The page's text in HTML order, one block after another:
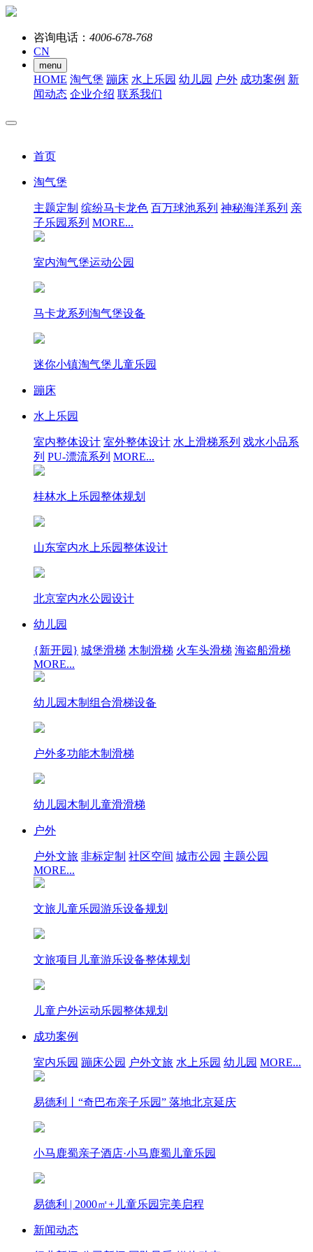
咨询电话： 4006-678-768
CN
menu
HOME 淘气堡 蹦床 水上乐园 幼儿园 户外 成功案例 新
闻动态 企业介绍 联系我们
首页
淘气堡
主题定制 缤纷马卡龙色 百万球池系列 神秘海洋系列 亲
子乐园系列 MORE...
室内淘气堡运动公园
马卡龙系列淘气堡设备
迷你小镇淘气堡儿童乐园
蹦床
水上乐园
室内整体设计 室外整体设计 水上滑梯系列 戏水小品系
列 PU-漂流系列 MORE...
桂林水上乐园整体规划
山东室内水上乐园整体设计
北京室内水公园设计
幼儿园
{新开园} 城堡滑梯 木制滑梯 火车头滑梯 海盗船滑梯
MORE...
幼儿园木制组合滑梯设备
户外多功能木制滑梯
幼儿园木制儿童滑滑梯
户外
户外文旅 非标定制 社区空间 城市公园 主题公园
MORE...
文旅儿童乐园游乐设备规划
文旅项目儿童游乐设备整体规划
儿童户外运动乐园整体规划
成功案例
室内乐园 蹦床公园 户外文旅 水上乐园 幼儿园 MORE...
易德利丨“奇巴布亲子乐园” 落地北京延庆
小马鹿蜀亲子酒店·小马鹿蜀儿童乐园
易德利 | 2000㎡+儿童乐园完美启程
新闻动态